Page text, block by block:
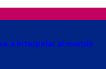
a interpelar al mundo